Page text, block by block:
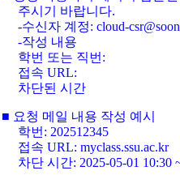
주시기 바랍니다.
-수신자 계정: cloud-
-작성 내용
학번 또는 직번:
접속 URL:
차단된 시간
■ 요청 메일 내용 작성 예시
학번: 202512345
접속 URL: myclass.ssu.ac.kr
차단 시간: 2025-05-01 10:30